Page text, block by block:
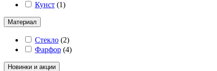
Кунст (1)
Материал
Стекло (2)
Фарфор (4)
Новинки и акции